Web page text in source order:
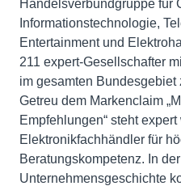
Handelsverbundgruppe für
Informationstechnologie,
Entertainment und
211 expert-Gesellschafter
im gesamten
Getreu dem Markenclaim
Empfehlungen“ steht
Elektronikfachhändler für
Beratungskompetenz. In
Unternehmensgeschichte